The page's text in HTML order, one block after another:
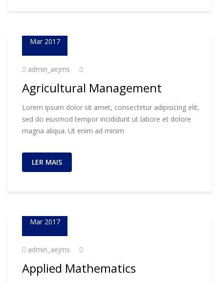
Mar 2017
admin_aejms
Agricultural Management
Lorem ipsum dolor sit amet, consectetur adipisicing elit,
sed do eiusmod tempor incididunt ut labore et dolore
magna aliqua. Ut enim ad minim
LER MAIS
Mar 2017
admin_aejms
Applied Mathematics